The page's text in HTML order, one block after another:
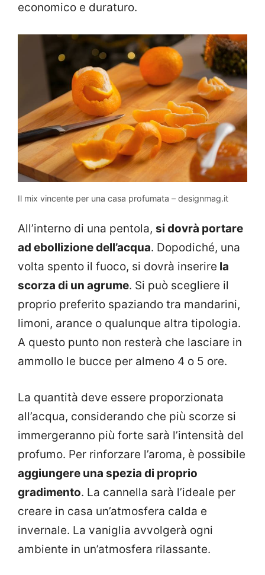
economico e duraturo.
Il mix vincente per una casa profumata – designmag.it
All’interno di una pentola, si dovrà portare
ad ebollizione dell’acqua. Dopodiché, una
volta spento il fuoco, si dovrà inserire la
scorza di un agrume. Si può scegliere il
proprio preferito spaziando tra mandarini,
limoni, arance o qualunque altra tipologia.
A questo punto non resterà che lasciare in
ammollo le bucce per almeno 4 o 5 ore.
La quantità deve essere proporzionata
all’acqua, considerando che più scorze si
immergeranno più forte sarà l’intensità del
profumo. Per rinforzare l’aroma, è possibile
aggiungere una spezia di proprio
gradimento. La cannella sarà l’ideale per
creare in casa un’atmosfera calda e
invernale. La vaniglia avvolgerà ogni
ambiente in un’atmosfera rilassante.